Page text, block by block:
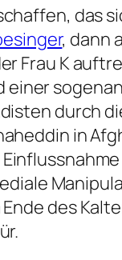
das
, dann
Frau K
einer
durch
in
des